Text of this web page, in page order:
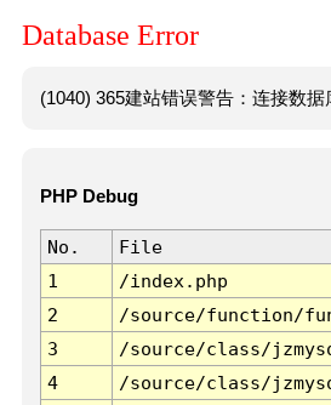
Database Error
(1040) 365建站错误警告：连接数
PHP Debug
No. File
1
/index.php
2
/source/function/
3
/source/class/
4
/source/class/